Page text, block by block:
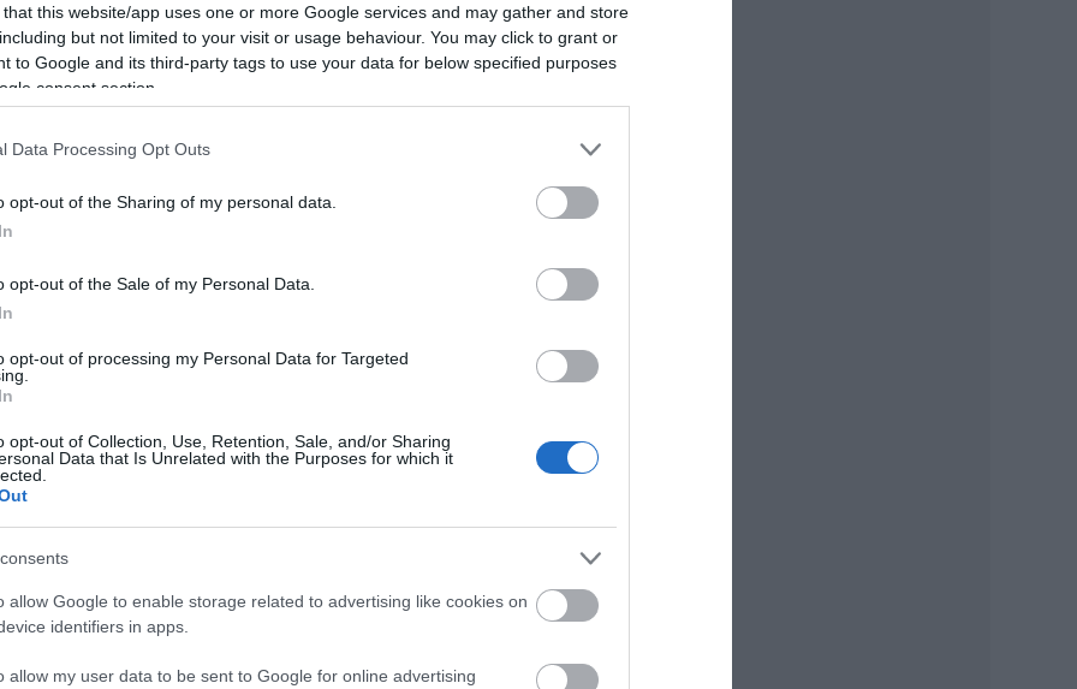
that this website/app uses one or more Google services and may gather and store
but not limited to your visit or usage behaviour. You may click to grant or
to Google and its third-party tags to use your data for below specified purposes
consent section.
Data Processing Opt Outs
opt-out of the Sharing of my personal data.
opt-out of the Sale of my Personal Data.
opt-out of processing my Personal Data for Targeted
opt-out of Collection, Use, Retention, Sale, and/or Sharing
Data that Is Unrelated with the Purposes for which it
allow Google to enable storage related to advertising like cookies on
identifiers in apps.
allow my user data to be sent to Google for online advertising
Egyedüli gyerekként nőtt fel, így sokszor
Fiatal kora óta kitűnt gyors és pergő humorával.
lépett fel 1980-ban, majd drámai oldalát csillogtatta
Close
ban lemezlovast alakított.
évek végén és a 90-es évek elején olyan sikeres
az Ébredések -
talán legjobb alakítását, amiért a következő évben
Oscart.